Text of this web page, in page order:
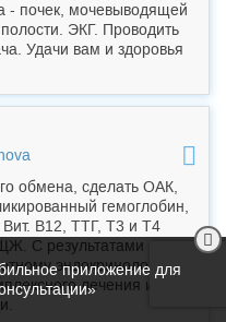
- почек, мочевыводящей
ЭКГ. Проводить
Удачи вам и здоровья
обмена, сделать ОАК,
гемоглобин,
В12, ТТГ, Т3 и Т4
С результатами
эндокринологу для
лечения и
приложение для